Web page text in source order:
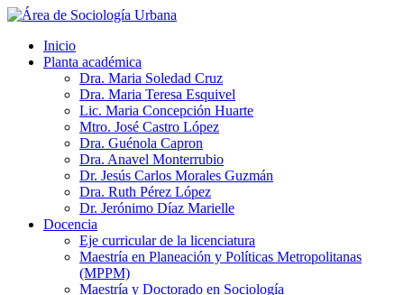
Inicio
Planta académica
Dra. Maria Soledad Cruz
Dra. Maria Teresa Esquivel
Lic. Maria Concepción Huarte
Mtro. José Castro López
Dra. Guénola Capron
Dra. Anavel Monterrubio
Dr. Jesús Carlos Morales Guzmán
Dra. Ruth Pérez López
Dr. Jerónimo Díaz Marielle
Docencia
Eje curricular de la licenciatura
Maestría en Planeación y Políticas Metropolitanas
(MPPM)
Maestría y Doctorado en Sociología